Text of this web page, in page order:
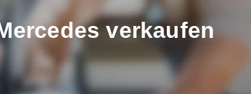
verkaufen